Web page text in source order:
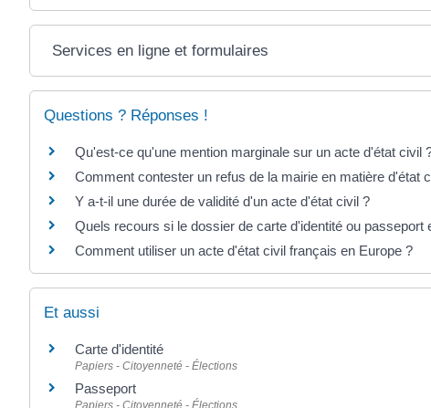
Services en ligne et formulaires
Questions ? Réponses !
Qu'est-ce qu'une mention marginale sur un acte d'état civil
Comment contester un refus de la mairie en matière d'état
Y a-t-il une durée de validité d'un acte d'état civil ?
Quels recours si le dossier de carte d'identité ou passeport
Comment utiliser un acte d'état civil français en Europe ?
Et aussi
Carte d'identité
Papiers - Citoyenneté - Élections
Passeport